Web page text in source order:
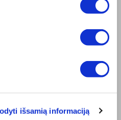
išsamią informaciją
Taisyklės